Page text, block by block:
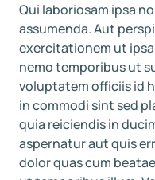
Qui laboriosam ipsa
assumenda. Aut
exercitationem ut
nemo temporibus ut
voluptatem officiis id
in commodi sint sed
quia reiciendis in
aspernatur aut quis
dolor quas cum